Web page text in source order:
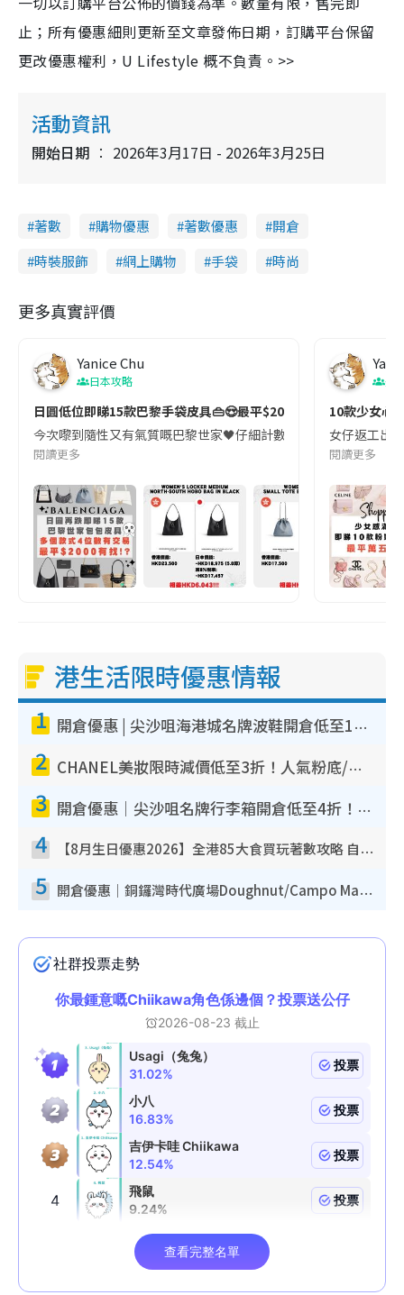
止；所有優惠細則更新至文章發佈日期，訂購平台保留
更改優惠權利，U Lifestyle 概不負責。>>
活動資訊
開始日期 2026年3月17日 - 2026年3月25日
著數 購物優惠 著數優惠
開倉
時裝服飾
網上購物 手袋 時尚
更多真實評價
Yanice Chu
日本攻略
日圓低位即睇15款巴黎手袋皮具👜😍最平$2000有找⁉️😱
今次嚟到隨性又有氣質嘅巴黎世家🖤仔細計數發現都幾抵買😱😱💘
閱讀更多
美
10款少女心
女仔返工出
閱讀更多
港生活限時優惠情報
1 開倉優惠 | 尖沙咀海港城名牌波鞋開倉低至1折！On鞋$899起／Joy&Peace鞋履$98起
2 CHANEL美妝限時減價低至3折！人氣粉底/唇膏/精華液低至$275！COCO香水都有平
3 開倉優惠｜尖沙咀名牌行李箱開倉低至4折！一連5日 American Tourister/ace./Hallmark $200起！
4 【8月生日優惠2026】全港85大食買玩著數攻略 自助餐/火鍋放題同行免費＋誠品/DONKI送現金券
5 開倉優惠｜銅鑼灣時代廣場Doughnut/Campo Marzio開倉低至1折！背囊、書包、手袋劈價$200起